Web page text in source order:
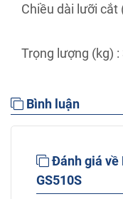
Chiều dài lưỡi cắt
Trọng lượng (kg) :
Bình luận
Đánh giá về
GS510S